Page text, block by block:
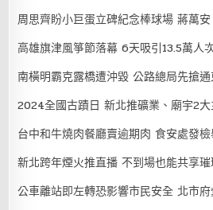
周思齊盼小巨蛋立碑紀念棒球場 蔣萬
高雄旗津風箏節落幕 6天吸引13.5萬人
南橫明霸克露橋遭沖毀 公路總局先搶
2024全國古蹟日 新北推礦業、廟宇2
台中和牛燒肉餐廳賣逾期肉 食安處發
新北跨年煙火推直播 不到場也能共享璀
公車離站即左轉恐影響市民安全 北市